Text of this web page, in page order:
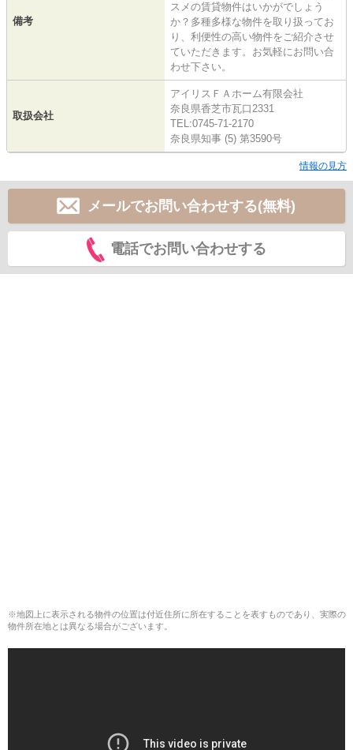
備考
スメの賃貸物件はいかがでしょう
か？多種多様な物件を取り扱ってお
り、利便性の高い物件をご紹介させ
ていただきます。お気軽にお問い合
わせ下さい。
取扱会社
アイリスＦＡホーム有限会社
奈良県香芝市瓦口2331
TEL:0745-71-2170
奈良県知事 (5) 第3590号
情報の見方
メールでお問い合わせする(無料)
電話でお問い合わせする
※地図上に表示される物件の位置は付近住所に所在することを表すものであり、実際の
物件所在地とは異なる場合がございます。